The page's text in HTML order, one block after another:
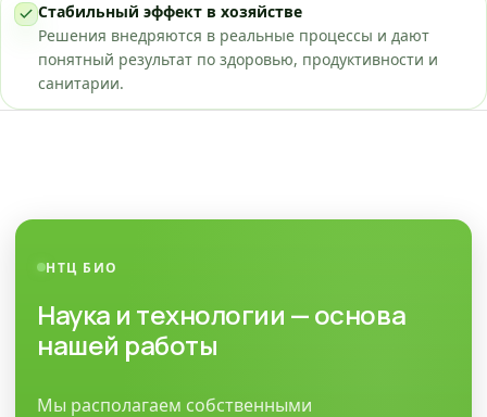
Стабильный эффект в хозяйстве
Решения внедряются в реальные процессы и дают
понятный результат по здоровью, продуктивности и
санитарии.
НТЦ БИО
Наука и технологии — основа
нашей работы
Мы располагаем собственными